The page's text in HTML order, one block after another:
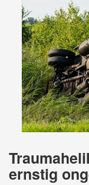
ernstig